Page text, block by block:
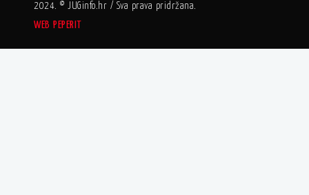
2024. © JUGinfo.hr / Sva prava pridržana.
WEB PEPERIT